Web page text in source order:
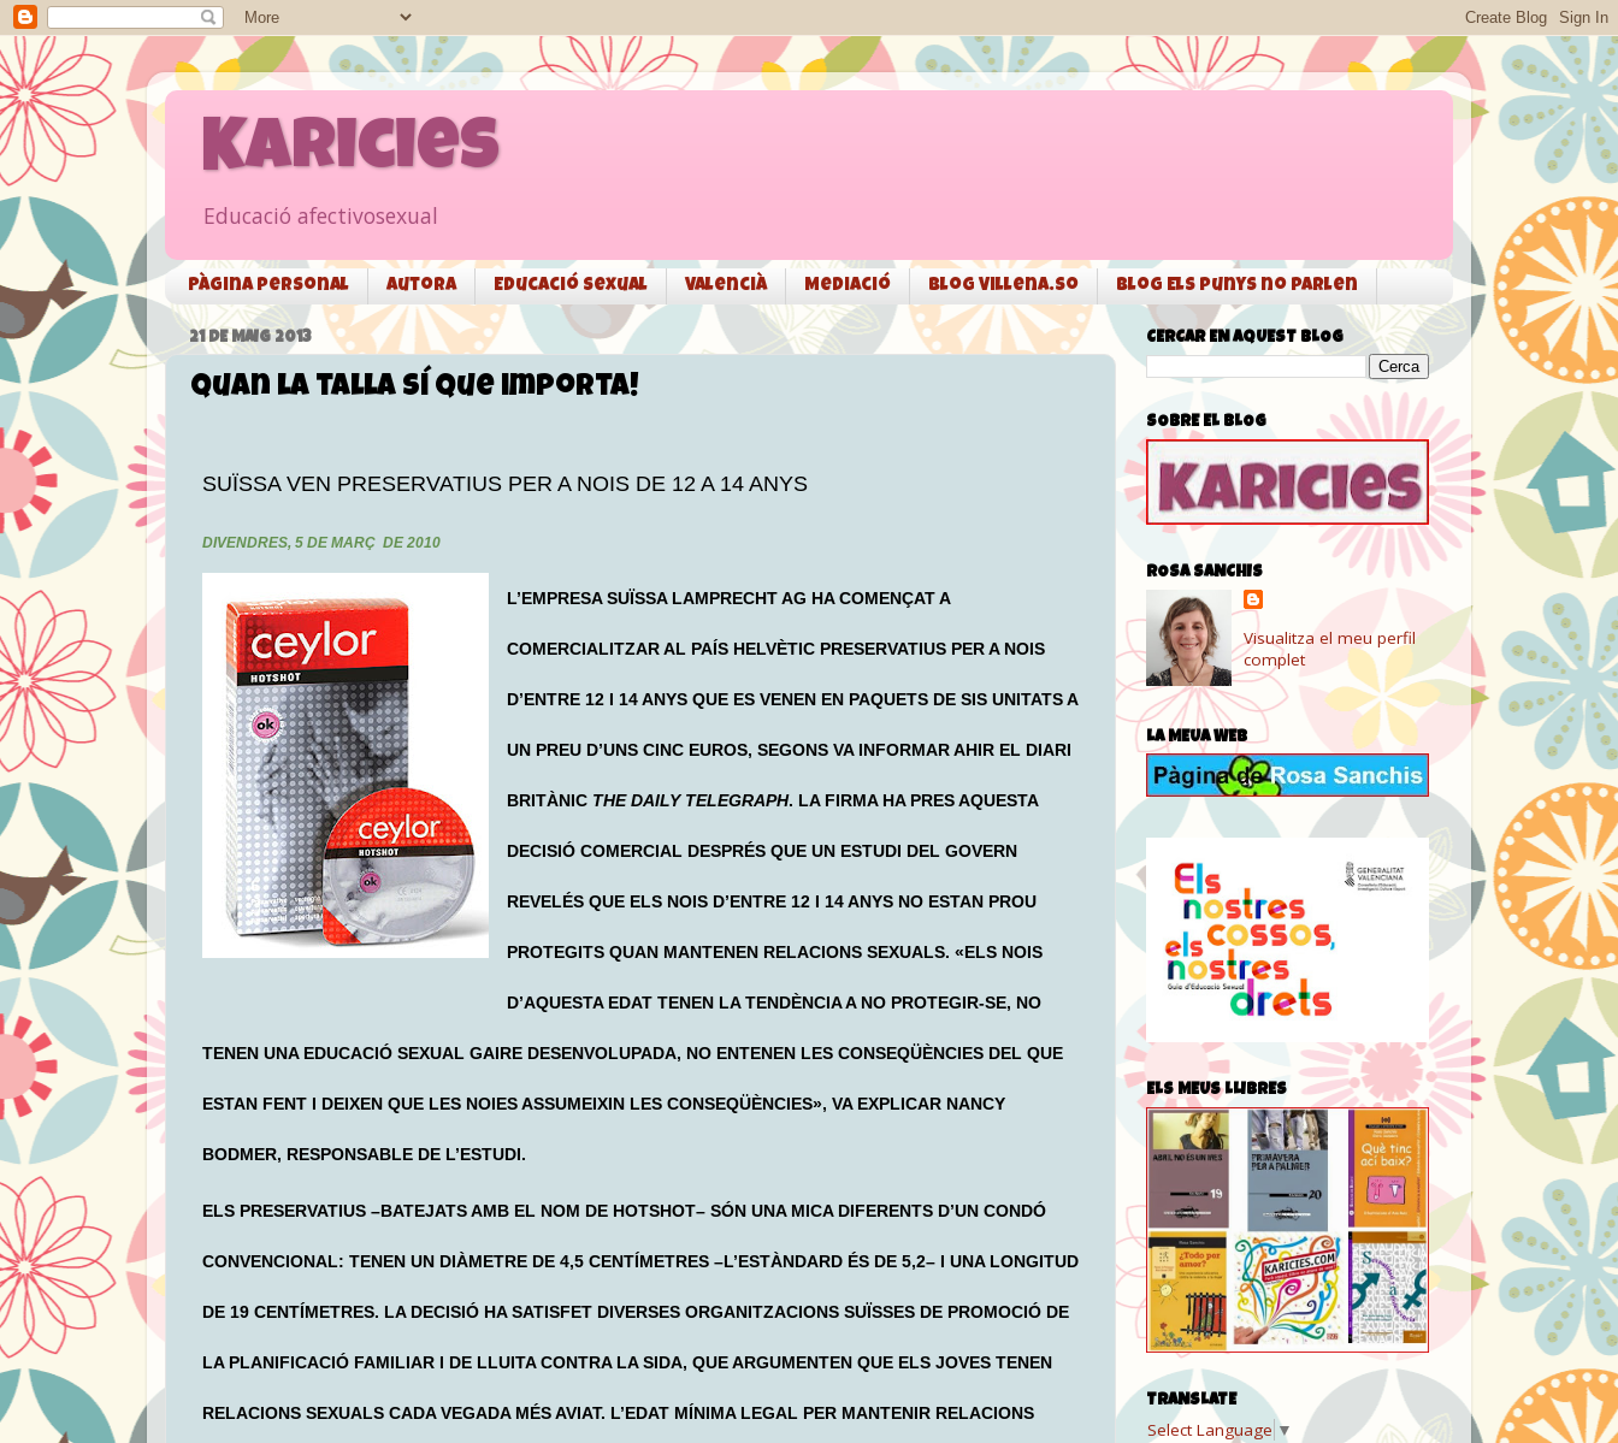
Karicies
Educació afectivosexual
Pàgina personal Autora Educació sexual Valencià Mediació Blog Villena.so Blog Els punys no parlen
21 DE MAIG 2013
Quan la talla sí que importa!
SUÏSSA VEN PRESERVATIUS PER A NOIS DE 12 A 14 ANYS
DIVENDRES, 5 DE MARÇ DE 2010
L’EMPRESA SUÏSSA LAMPRECHT AG HA COMENÇAT A
COMERCIALITZAR AL PAÍS HELVÈTIC PRESERVATIUS PER A NOIS
D’ENTRE 12 I 14 ANYS QUE ES VENEN EN PAQUETS DE SIS UNITATS A
UN PREU D’UNS CINC EUROS, SEGONS VA INFORMAR AHIR EL DIARI
BRITÀNIC THE DAILY TELEGRAPH. LA FIRMA HA PRES AQUESTA
DECISIÓ COMERCIAL DESPRÉS QUE UN ESTUDI DEL GOVERN
REVELÉS QUE ELS NOIS D’ENTRE 12 I 14 ANYS NO ESTAN PROU
PROTEGITS QUAN MANTENEN RELACIONS SEXUALS. «ELS NOIS
D’AQUESTA EDAT TENEN LA TENDÈNCIA A NO PROTEGIR-SE, NO
TENEN UNA EDUCACIÓ SEXUAL GAIRE DESENVOLUPADA, NO ENTENEN LES CONSEQÜÈNCIES DEL QUE
ESTAN FENT I DEIXEN QUE LES NOIES ASSUMEIXIN LES CONSEQÜÈNCIES», VA EXPLICAR NANCY
BODMER, RESPONSABLE DE L’ESTUDI.
ELS PRESERVATIUS –BATEJATS AMB EL NOM DE HOTSHOT– SÓN UNA MICA DIFERENTS D’UN CONDÓ
CONVENCIONAL: TENEN UN DIÀMETRE DE 4,5 CENTÍMETRES –L’ESTÀNDARD ÉS DE 5,2– I UNA LONGITUD
DE 19 CENTÍMETRES. LA DECISIÓ HA SATISFET DIVERSES ORGANITZACIONS SUÏSSES DE PROMOCIÓ DE
LA PLANIFICACIÓ FAMILIAR I DE LLUITA CONTRA LA SIDA, QUE ARGUMENTEN QUE ELS JOVES TENEN
RELACIONS SEXUALS CADA VEGADA MÉS AVIAT. L’EDAT MÍNIMA LEGAL PER MANTENIR RELACIONS
CERCAR EN AQUEST BLOG
SOBRE EL BLOG
ROSA SANCHIS
Visualitza el meu perfil
complet
LA MEUA WEB
ELS MEUS LLIBRES
TRANSLATE
Select Language ▼